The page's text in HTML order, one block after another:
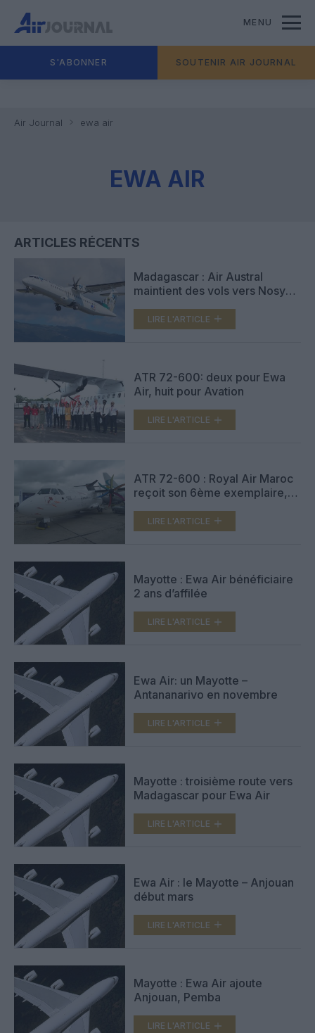
MENU
S'ABONNER SOUTENIR AIR JOURNAL
Air Journal ewa air
EWA AIR
ARTICLES RÉCENTS
Madagascar : Air Austral
maintient des vols vers Nosy
LIRE L'ARTICLE
ATR 72-600: deux pour Ewa
Air, huit pour Avation
LIRE L'ARTICLE
ATR 72-600 : Royal Air Maroc
reçoit son 6ème exemplaire,
LIRE L'ARTICLE
Mayotte : Ewa Air bénéficiaire
2 ans d’affilée
LIRE L'ARTICLE
Ewa Air: un Mayotte –
Antananarivo en novembre
LIRE L'ARTICLE
Mayotte : troisième route vers
Madagascar pour Ewa Air
LIRE L'ARTICLE
Ewa Air : le Mayotte – Anjouan
début mars
LIRE L'ARTICLE
Mayotte : Ewa Air ajoute
Anjouan, Pemba
LIRE L'ARTICLE